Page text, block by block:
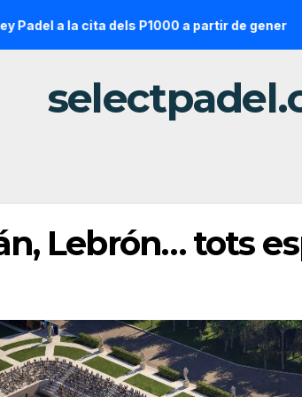
a la cita dels P1000 a partir de gener
Lebrón… tots